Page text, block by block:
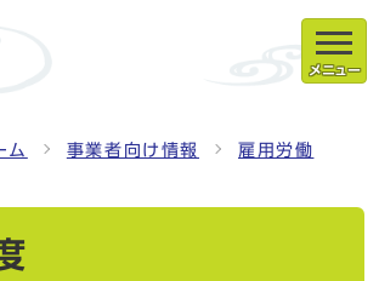
メニュー
ム 事業者向け情報 雇用労働